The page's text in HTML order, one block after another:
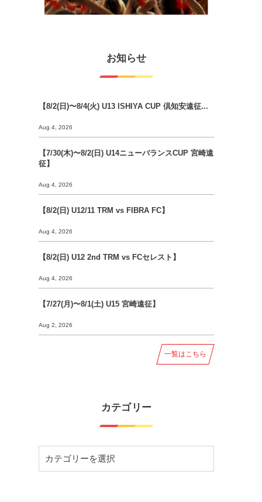
お知らせ
【8/2(日)〜8/4(火) U13 ISHIYA CUP 倶知安遠征...
Aug 4, 2026
【7/30(木)〜8/2(日) U14ニューバランスCUP 宮崎遠
征】
Aug 4, 2026
【8/2(日) U12/11 TRM vs FIBRA FC】
Aug 4, 2026
【8/2(日) U12 2nd TRM vs FCセレスト】
Aug 4, 2026
【7/27(月)〜8/1(土) U15 宮崎遠征】
Aug 2, 2026
一覧はこちら
カテゴリー